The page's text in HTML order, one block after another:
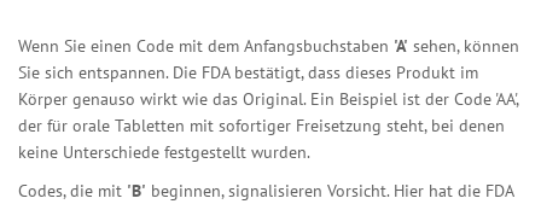
Wenn Sie einen Code mit dem Anfangsbuchstaben 'A' sehen, können
Sie sich entspannen. Die FDA bestätigt, dass dieses Produkt im
Körper genauso wirkt wie das Original. Ein Beispiel ist der Code 'AA',
der für orale Tabletten mit sofortiger Freisetzung steht, bei denen
keine Unterschiede festgestellt wurden.
Codes, die mit 'B' beginnen, signalisieren Vorsicht. Hier hat die FDA